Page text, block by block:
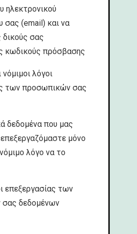
ηλεκτρονικού
σας (email) και να
δικούς σας
κωδικούς πρόσβασης
νόμιμοι λόγοι
των προσωπικών σας
δεδομένα που μας
μόνο
λόγο να το
επεξεργασίας των
δεδομένων